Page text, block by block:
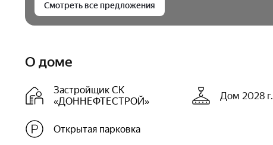
Смотреть все предложения
О доме
Застройщик СК
«ДОННЕФТЕСТРОЙ»
Дом 2028 г.
Открытая парковка